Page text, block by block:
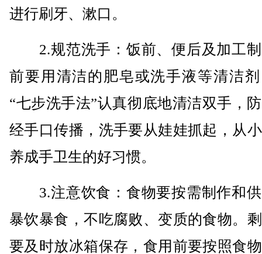
进行刷牙、漱口。
2.规范洗手：饭前、便后及加工制
前要用清洁的肥皂或洗手液等清洁
“七步洗手法”认真彻底地清洁双手，
经手口传播，洗手要从娃娃抓起，从
养成手卫生的好习惯。
3.注意饮食：食物要按需制作和供
暴饮暴食，不吃腐败、变质的食物。
要及时放冰箱保存，食用前要按照食